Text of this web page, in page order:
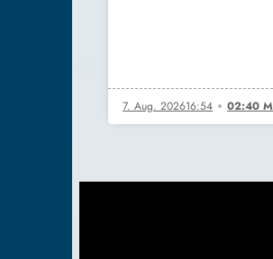
7. Aug. 202616:54 02:40